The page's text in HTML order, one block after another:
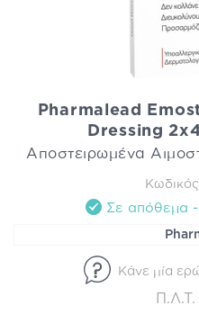
Pharmalead
Dressing
Αποστειρωμένα
Κωδικός
Σε απόθεμα
Κάνε μία
Π.Λ.Τ.